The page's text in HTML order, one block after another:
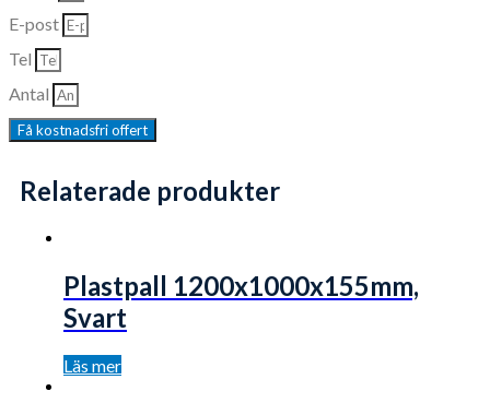
E-post
Tel
Antal
Få kostnadsfri offert
Relaterade produkter
Plastpall 1200x1000x155mm,
Svart
Läs mer